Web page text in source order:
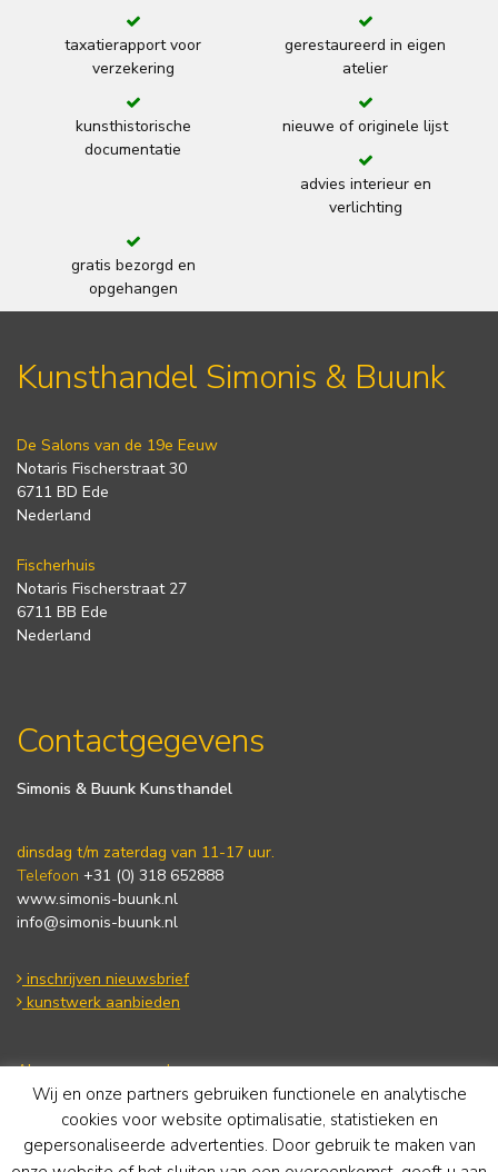
taxatierapport voor
verzekering
gerestaureerd in eigen
atelier
kunsthistorische
documentatie
nieuwe of originele lijst
advies interieur en
verlichting
gratis bezorgd en
opgehangen
Kunsthandel Simonis & Buunk
De Salons van de 19e Eeuw
Notaris Fischerstraat 30
6711 BD Ede
Nederland
Fischerhuis
Notaris Fischerstraat 27
6711 BB Ede
Nederland
Contactgegevens
Simonis & Buunk Kunsthandel
dinsdag t/m zaterdag van 11-17 uur.
Telefoon +31 (0) 318 652888
www.simonis-buunk.nl
info@simonis-buunk.nl
inschrijven nieuwsbrief
kunstwerk aanbieden
Algemene voorwaarden
Privacy statement
Cookie Policy
Disclaimer
Wij en onze partners gebruiken functionele en analytische
cookies voor website optimalisatie, statistieken en
gepersonaliseerde advertenties. Door gebruik te maken van